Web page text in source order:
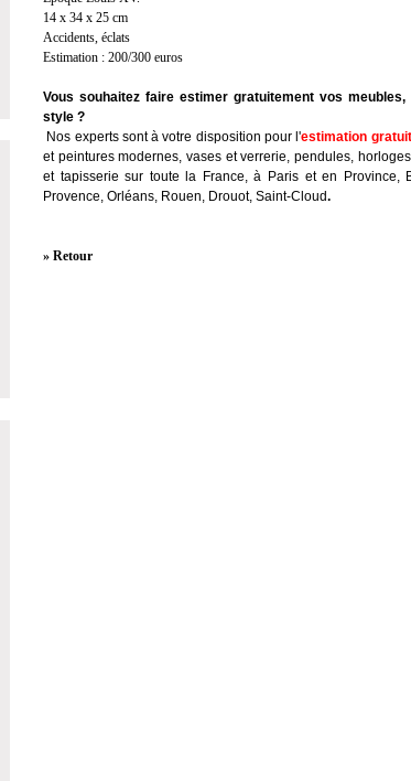
14 x 34 x 25 cm
Accidents, éclats
Estimation : 200/300 euros
Vous souhaitez faire estimer gratuitement vos
style ?
Nos experts sont à votre disposition pour l'estimation
et peintures modernes, vases et verrerie, pendules,
et tapisserie sur toute la France, à Paris et en Province,
Provence, Orléans, Rouen, Drouot, Saint-Cloud.
» Retour